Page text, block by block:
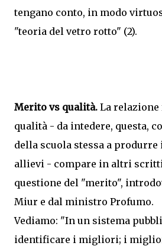
tengano conto, in modo
"teoria del vetro rotto" (2).
Merito vs qualità. La relazione
qualità - da intedere, questa,
della scuola stessa a
allievi - compare in altri
questione del "merito",
Miur e dal ministro Profumo.
Vediamo: "In un sistema
identificare i migliori; i